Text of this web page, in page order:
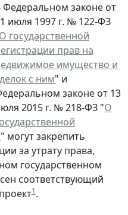
Федеральном законе от
июля 1997 г. № 122-ФЗ
О государственной
прав на
имущество и
с ним" и
законе от 13
2015 г. № 218-ФЗ "О
" могут закрепить
за утрату права,
государственном
соответствующий
1.